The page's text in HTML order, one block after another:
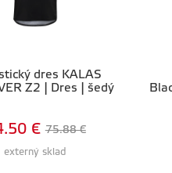
dres KALAS
Z2 | Dres | šedý
externý sklad
€ 75.88 €